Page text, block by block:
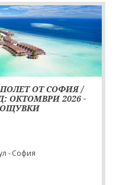
ОТ СОФИЯ /
ОКТОМВРИ 2026 -
- София